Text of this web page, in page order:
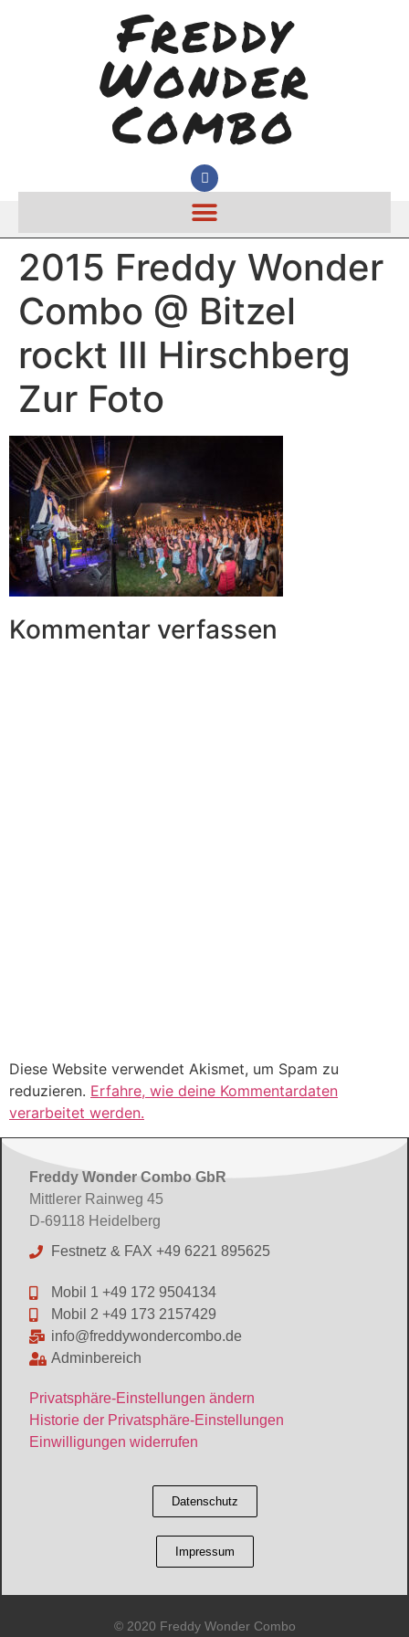
Freddy
Wonder
Combo
2015 Freddy Wonder
Combo @ Bitzel
rockt III Hirschberg
Zur Foto
Kommentar verfassen
Diese Website verwendet Akismet, um Spam zu
reduzieren. Erfahre, wie deine Kommentardaten
verarbeitet werden.
Freddy Wonder Combo GbR
Mittlerer Rainweg 45
D-69118 Heidelberg
Festnetz & FAX +49 6221 895625
Mobil 1 +49 172 9504134
Mobil 2 +49 173 2157429
info@freddywondercombo.de
Adminbereich
Privatsphäre-Einstellungen ändern
Historie der Privatsphäre-Einstellungen
Einwilligungen widerrufen
Datenschutz
Impressum
© 2020 Freddy Wonder Combo